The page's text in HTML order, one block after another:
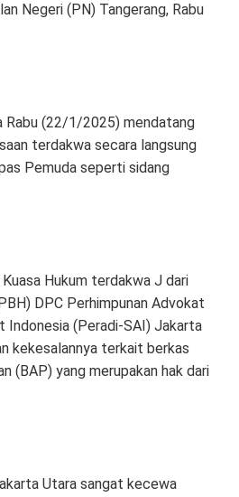
Negeri (PN) Tangerang, Rabu
Rabu (22/1/2025) mendatang
terdakwa secara langsung
Pemuda seperti sidang
Hukum terdakwa J dari
DPC Perhimpunan Advokat
Indonesia (Peradi-SAI) Jakarta
kekesalannya terkait berkas
(BAP) yang merupakan hak dari
Utara sangat kecewa